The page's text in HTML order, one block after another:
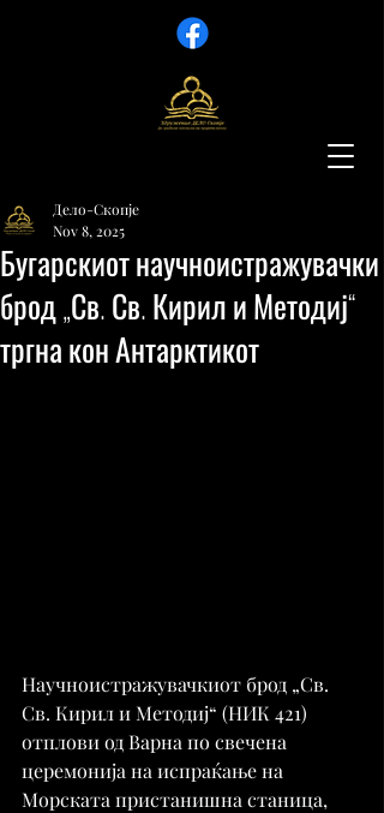
Бугарскиот научноистражувачки
брод „Св. Св. Кирил и Методиј“
тргна кон Антарктикот
Дело-Скопје
Nov 8, 2025
Научноистражувачкиот брод „Св.
Св. Кирил и Методиј“ (НИК 421)
отплови од Варна по свечена
церемонија на испраќање на
Морската пристанишна станица,